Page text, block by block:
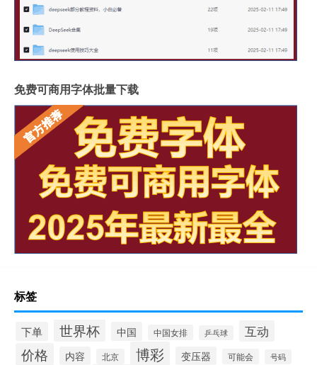
免费可商用字体批量下载
标签
下单 世界杯 中国 中国女排 乒乓球 互动
价格 内容 北京 博彩 变压器 可能会 号码